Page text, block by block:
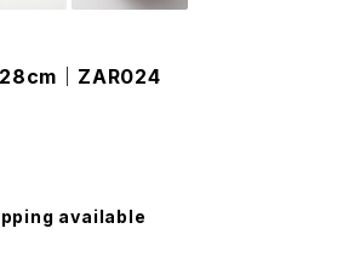
28cm｜ZAR024
available